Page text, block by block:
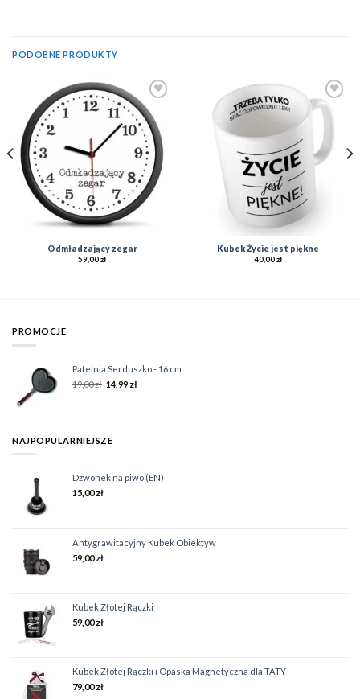
PODOBNE PRODUKTY
Add to
Wishlist
Odmładzający zegar
59,00zł
Add to
Kubek Życie jest piękne
40,00zł
PROMOCJE
Patelnia Serduszko - 16 cm
19,00zł 14,99 zł
NAJPOPULARNIEJSZE
Dzwonek na piwo (EN)
15,00zł
Antygrawitacyjny Kubek Obiektyw
59,00zł
Kubek Złotej Rączki
59,00zł
Kubek Złotej Rączki i Opaska Magnetyczna dla TATY
79,00zł